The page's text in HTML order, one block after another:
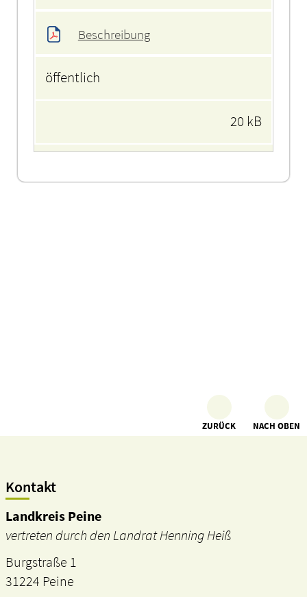
Beschreibung
öffentlich
20 kB
ZURÜCK NACH OBEN
Kontakt
Landkreis Peine
vertreten durch den Landrat Henning Heiß
Burgstraße 1
31224 Peine